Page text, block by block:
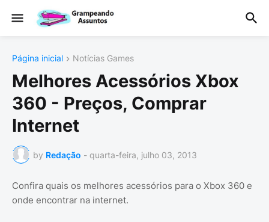
Página inicial Notícias Games
Melhores Acessórios Xbox
360 - Preços, Comprar
Internet
by Redação - quarta-feira, julho 03, 2013
Confira quais os melhores acessórios para o Xbox 360 e
onde encontrar na internet.